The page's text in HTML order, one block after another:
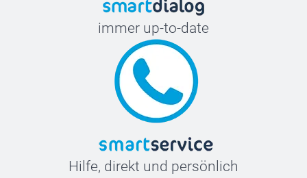
immer up-to-date
Hilfe, direkt und persönlich